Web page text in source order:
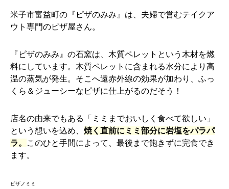
米子市富益町の『ピザのみみ』は、夫婦で営むテイクア
ウト専門のピザ屋さん。
『ピザのみみ』の石窯は、木質ペレットという木材を燃
料にしています。木質ペレットに含まれる水分により高
温の蒸気が発生。そこへ遠赤外線の効果が加わり、ふっ
くら＆ジューシーなピザに仕上がるのだそう！
店名の由来でもある「ミミまでおいしく食べて欲しい」
という想いを込め、 焼く直前にミミ部分に岩塩をパラパ
ラ。
このひと手間によって、最後まで飽きずに完食でき
ます。
ピザノミミ